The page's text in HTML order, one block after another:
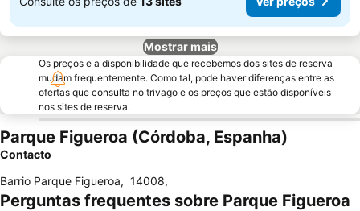
Mostrar mais
Os preços e a disponibilidade que recebemos dos sites de reserva
mudam frequentemente. Como tal, pode haver diferenças entre as
ofertas que consulta no trivago e os preços que estão disponíveis
nos sites de reserva.
Parque Figueroa (Córdoba, Espanha)
Contacto
Barrio Parque Figueroa, 14008,
Perguntas frequentes sobre Parque Figueroa